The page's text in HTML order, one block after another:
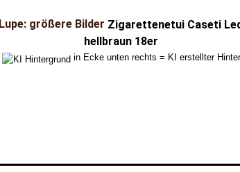
Zigarettenetui Caseti
hellbraun 18er
in Ecke unten rechts = KI erstellter